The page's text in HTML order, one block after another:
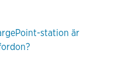
station är